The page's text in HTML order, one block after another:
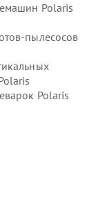
Polaris
пылесосов
Polaris